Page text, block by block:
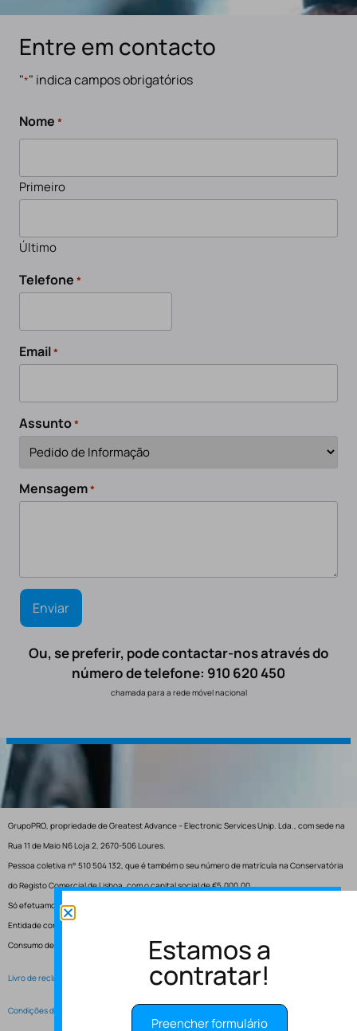
Entre em contacto
"*" indica campos obrigatórios
Nome *
Primeiro
Último
Telefone *
Email*
Assunto*
Mensagem*
Ou, se preferir, pode contactar-nos através do
número de telefone: 910 620 450
chamada para a rede móvel nacional
GrupoPRO, propriedade de Greatest Advance – Electronic Services Unip. Lda., com sede na
Rua 11 de Maio N6 Loja 2, 2670-506 Loures.
Pessoa coletiva n° 510 504 132, que é também o seu número de matrícula na Conservatória
do Registo Comercial de Lisboa, com o capital social de €5.000,00.
Só efetuamos entregas em Portugal.
Entidade competente para resolução de conflitos – Centro de Arbitragem de Conflitos de
Consumo de Lisboa.
Livro de reclamações electrónico
Condições de Serviço
Estamos a
contratar!
Preencher formulário